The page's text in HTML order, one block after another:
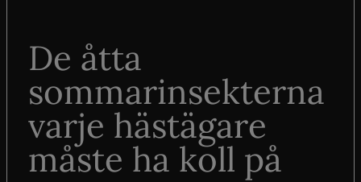
De åtta
sommarinsekterna
varje hästägare
måste ha koll på